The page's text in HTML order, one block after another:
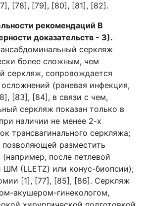
[78], [79], [80], [81], [82].
рекомендаций В
доказательств - 3).
серкляж
более сложным, чем
серкляж, сопровождается
(раневая инфекция,
[83], [84], в связи с чем,
серкляж показан только в
наличии не менее 2-х
трансвагинального серкляжа;
разместить
после петлевой
ШМ (LLETZ) или конус-биопсии);
[1], [77], [85], [86]. Серкляж
акушером-гинекологом,